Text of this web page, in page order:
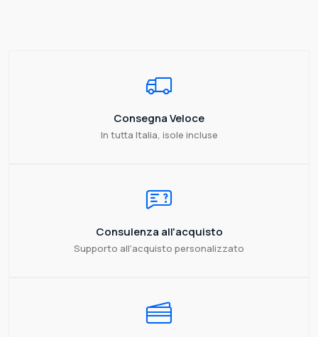
Consegna Veloce
In tutta Italia, isole incluse
Consulenza all'acquisto
Supporto all'acquisto personalizzato